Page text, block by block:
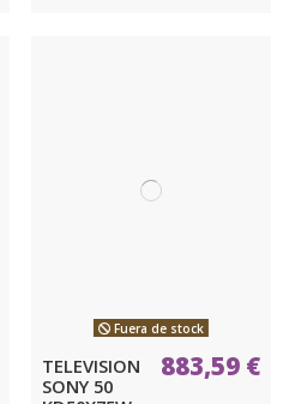
Fuera de stock
TELEVISION
SONY 50
883,59 €